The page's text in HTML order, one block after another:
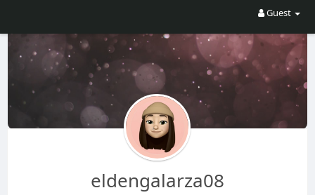
Guest
eldengalarza08